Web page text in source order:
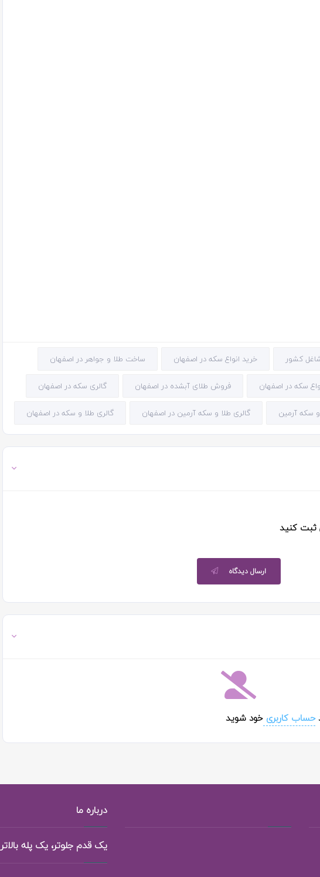
کشور خرید انواع سکه در اصفهان ساخت طلا و جواهر در اصفهان
سکه در اصفهان فروش طلای آبشده در اصفهان گالری سکه در اصفهان
سکه آرمین گالری طلا و سکه آرمین در اصفهان گالری طلا و سکه در اصفهان
ثبت کنید
ارسال دیدگاه
حساب کاربری خود شوید
درباره ما
یک قدم جلوتر، یک پله بالاتر